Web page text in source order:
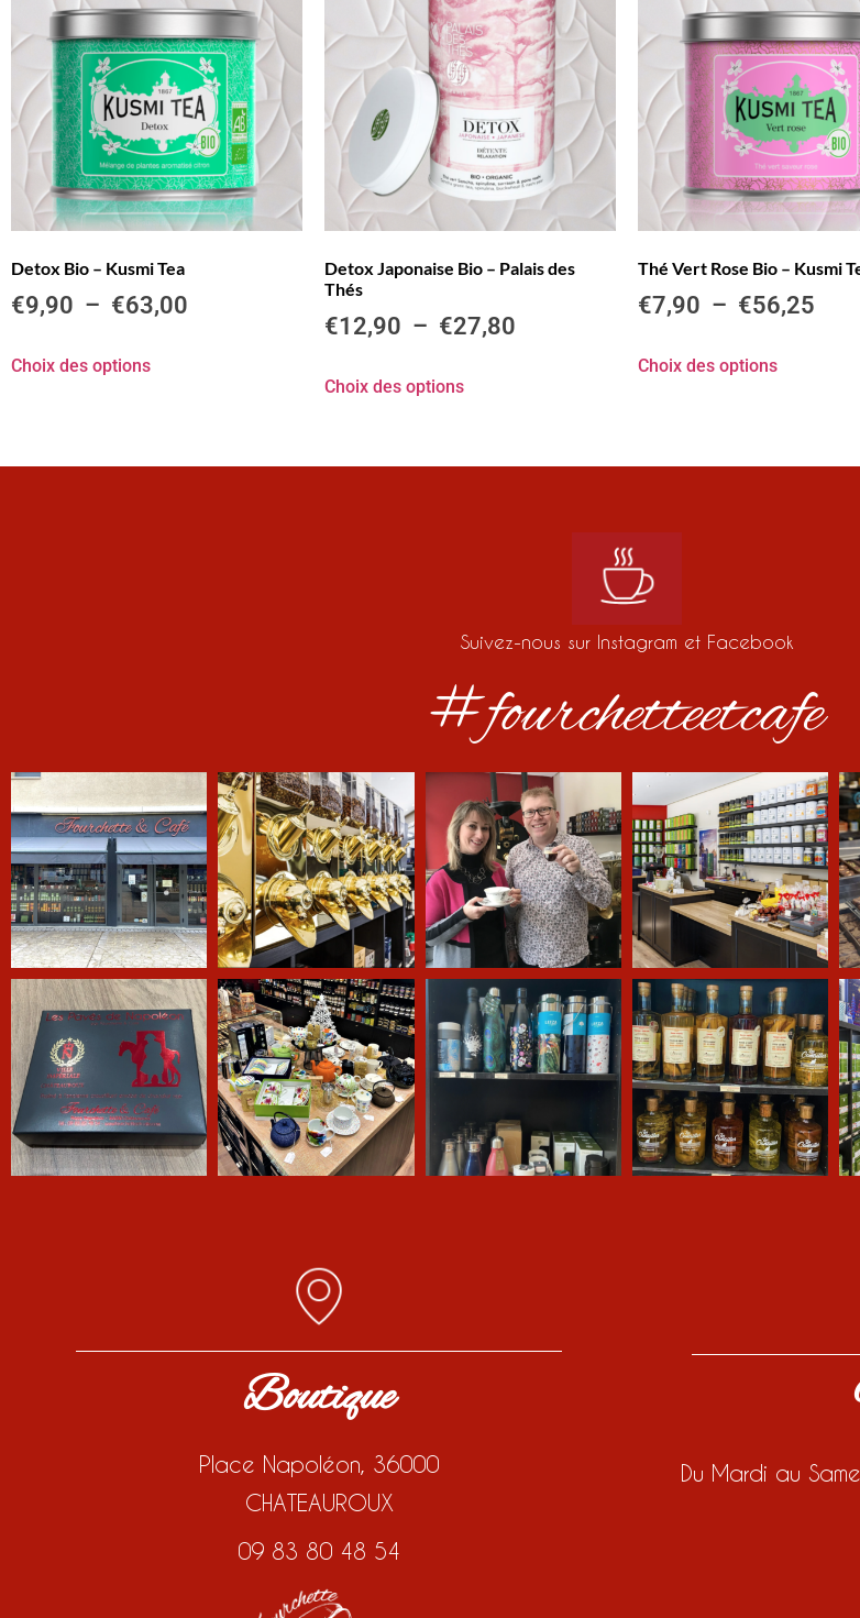
Detox Bio – Kusmi Tea
€9,90 – €63,00
Choix des options
Detox Japonaise Bio – Palais des
Thés
€12,90 – €27,80
Choix des options
Thé Vert Rose Bio – Kusmi
€7,90 – €56,25
Choix des options
Suivez-nous sur Instagram et Facebook
#fourchetteetcafe
Boutique
Place Napoléon, 36000
CHATEAUROUX
09 83 80 48 54
Du Mardi au